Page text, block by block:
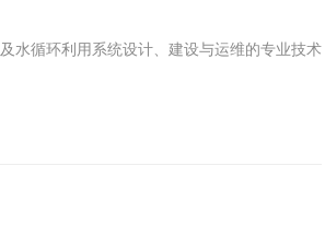
水循环利用系统设计、建设与运维的专业技术